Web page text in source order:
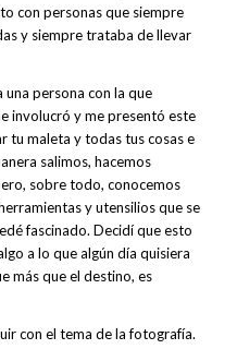
con personas que siempre
y siempre trataba de llevar
una persona con la que
involucró y me presentó este
tu maleta y todas tus cosas e
salimos, hacemos
sobre todo, conocemos
y utensilios que se
fascinado. Decidí que esto
a lo que algún día quisiera
más que el destino, es
con el tema de la fotografía.